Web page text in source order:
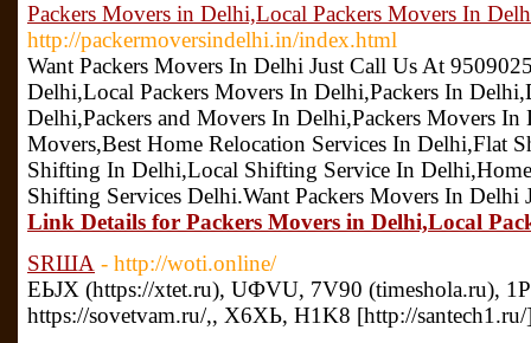
Packers Movers in Delhi,Local Packers Movers In
http://packermoversindelhi.in/index.html
Want Packers Movers In Delhi Just Call Us At
Delhi,Local Packers Movers In Delhi,Packers In
Delhi,Packers and Movers In Delhi,Packers Movers In
Movers,Best Home Relocation Services In Delhi,Flat
Shifting In Delhi,Local Shifting Service In
Shifting Services Delhi.Want Packers Movers In
Link Details for Packers Movers in Delhi,Local
SRША - http://woti.online/
EЬJХ (https://xtet.ru), UФVU, 7V90 (timeshola.ru),
https://sovetvam.ru/,, X6ХЬ, Н1K8 [http://